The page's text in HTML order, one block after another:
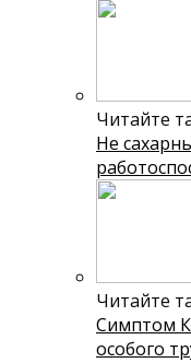
Читайте
Не
Читайте
Симптом
особого